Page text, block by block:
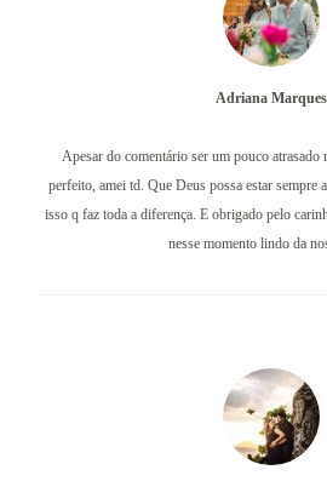
Apesar do comentário ser um pouco atrasado
perfeito, amei td. Que Deus possa estar sempre
isso q faz toda a diferença. E obrigado pelo
nesse momento lindo da
Adriana Marques